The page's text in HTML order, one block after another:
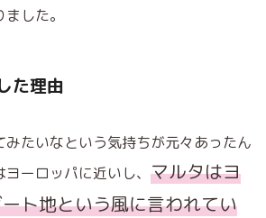
した。
た理由
みたいなという気持ちが元々あったん
ーロッパに近いし、 マルタはヨ
ト地という風に言われてい